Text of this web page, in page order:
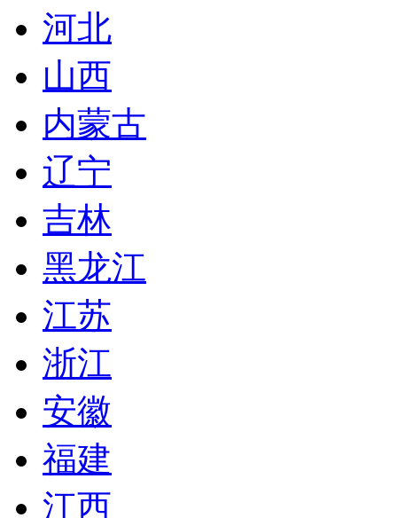
河北
山西
内蒙古
辽宁
吉林
黑龙江
江苏
浙江
安徽
福建
江西